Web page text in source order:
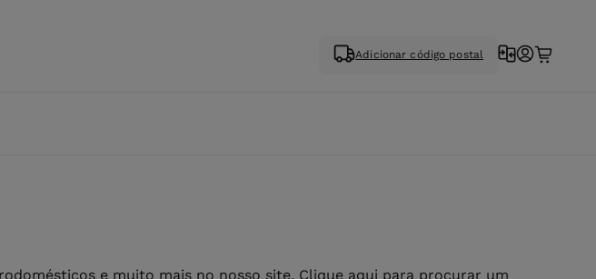
Adicionar código postal
e muito mais no nosso site. Clique aqui para procurar um